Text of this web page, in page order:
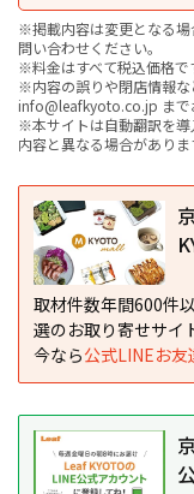
※掲載内容は変更となる場
問い合わせください。
※料金はすべて税込価格で
※内容の誤りや閉店情報な
info@leafkyoto.co.jp まで
※本サイトは自動翻訳を導
内容と異なる場合がありま
取材件数年間600件
選のお取り寄せサイ
今なら公式LINEお友